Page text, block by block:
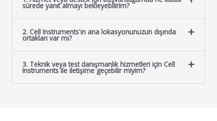
sürede yanıt almayı bekleyebilirim?
2. Cell Instruments'ın ana lokasyonunuzun dışında
ortakları var mı?
3. Teknik veya test danışmanlık hizmetleri için Cell
Instruments ile iletişime geçebilir miyim?